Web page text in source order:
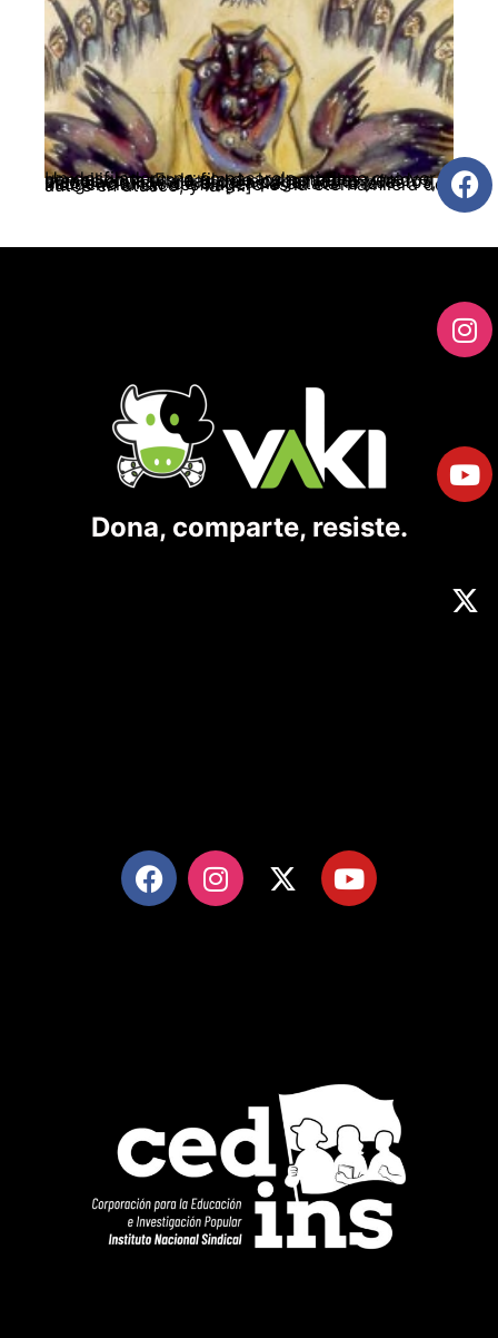
Un desfiladero no es pasarela, ni tiene que ver con silicona. Es la fila de los notables venidos a menos en las tareas del ocultamiento y la disociación, y la fila para pagar los impuestos, hecho rotundo de diligencia estatal a la indigencia. Un desfiladero es la eterna hilera de autos en atasco, y la […]
Dona, comparte, resiste.